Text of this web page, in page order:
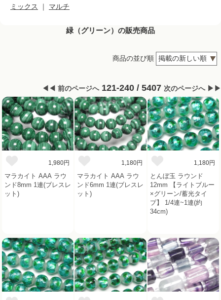
ミックス
｜ マルチ
緑（グリーン）の販売商品
商品の並び順
◀◀ 前のページへ 121-240 / 5407 次のページへ ▶▶
1,980円
マラカイト AAA ラウ
ンド8mm 1連(ブレスレ
ット)
1,180円
マラカイト AAA ラウ
ンド6mm 1連(ブレスレ
ット)
1,180円
とんぼ玉 ラウンド
12mm 【ライトブルー
×グリーン/蓄光タイ
プ】 1/4連~1連(約
34cm)